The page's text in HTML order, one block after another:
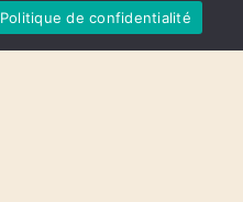
Politique de confidentialité